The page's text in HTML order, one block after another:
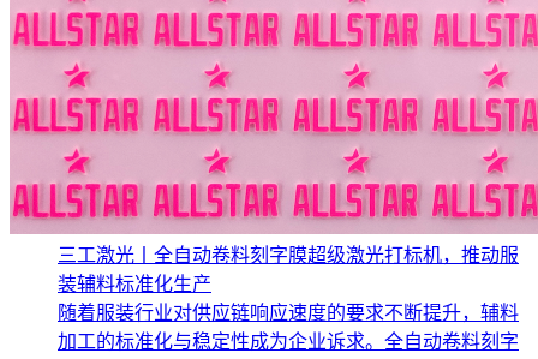
三工激光丨全自动卷料刻字膜超级激光打标机，推动服
装辅料标准化生产‌
随着服装行业对供应链响应速度的要求不断提升，辅料
加工的标准化与稳定性成为企业诉求。全自动卷料刻字